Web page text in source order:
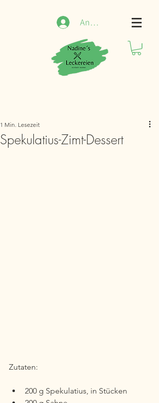
Anmelden
Spekulatius-Zimt-Dessert
1 Min. Lesezeit
Zutaten:
200 g Spekulatius, in Stücken